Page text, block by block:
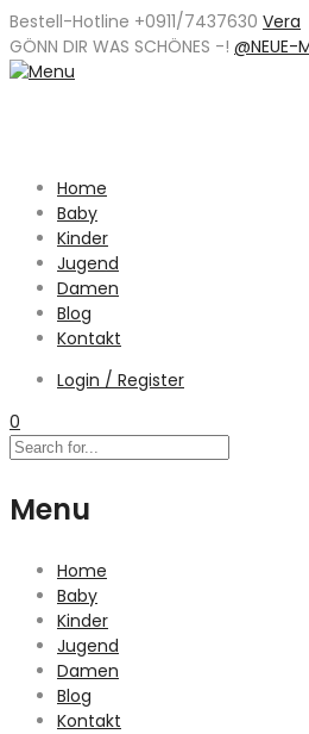
Bestell-Hotline +0911/7437630 Vera
GÖNN DIR WAS SCHÖNES -! @NEUE-
Home
Baby
Kinder
Jugend
Damen
Blog
Kontakt
Login / Register
0
Menu
Home
Baby
Kinder
Jugend
Damen
Blog
Kontakt